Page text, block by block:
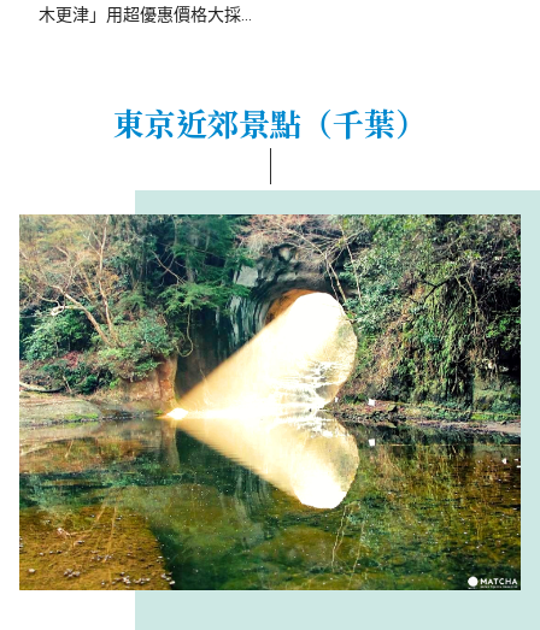
木更津」用超優惠價格大採
東京近郊景點（千葉）